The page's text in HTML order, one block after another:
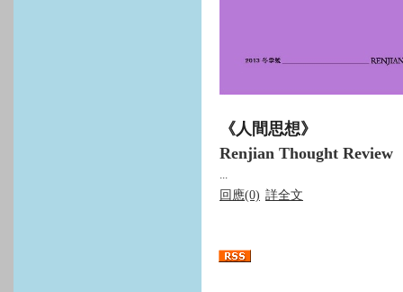
《人間思想》
Renjian Thought Review
...
回應(0) 詳全文